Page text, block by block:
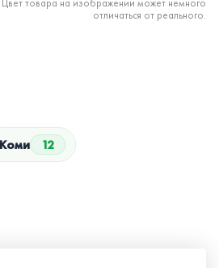
товара на изображении может немного
отличаться от реального.
12